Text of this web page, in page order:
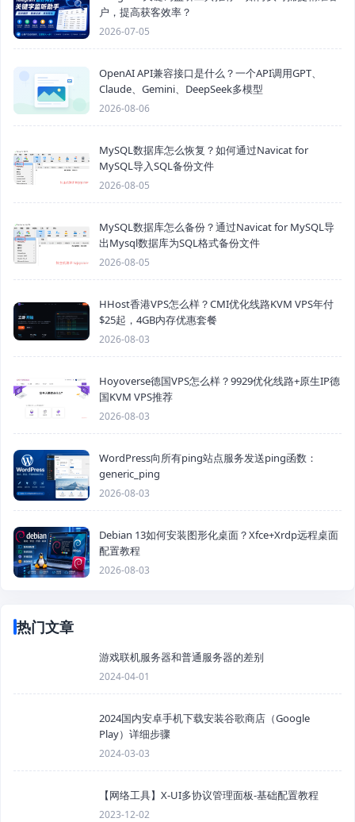
户，提高获客效率？
2026-07-05
OpenAI API兼容接口是什么？一个API调用GPT、
Claude、Gemini、DeepSeek多模型
2026-08-06
MySQL数据库怎么恢复？如何通过Navicat for
MySQL导入SQL备份文件
2026-08-05
MySQL数据库怎么备份？通过Navicat for MySQL导
出Mysql数据库为SQL格式备份文件
2026-08-05
HHost香港VPS怎么样？CMI优化线路KVM VPS年付
$25起，4GB内存优惠套餐
2026-08-03
Hoyoverse德国VPS怎么样？9929优化线路+原生IP德
国KVM VPS推荐
2026-08-03
WordPress向所有ping站点服务发送ping函数：
generic_ping
2026-08-03
Debian 13如何安装图形化桌面？Xfce+Xrdp远程桌面
配置教程
2026-08-03
热门文章
游戏联机服务器和普通服务器的差别
2024-04-01
2024国内安卓手机下载安装谷歌商店（Google
Play）详细步骤
2024-03-03
【网络工具】X-UI多协议管理面板-基础配置教程
2023-12-02